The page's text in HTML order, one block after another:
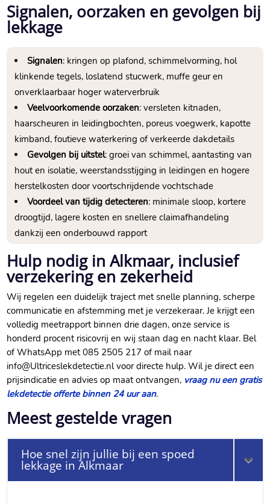
Signalen, oorzaken en gevolgen bij
lekkage
Signalen: kringen op plafond, schimmelvorming, hol
klinkende tegels, loslatend stucwerk, muffe geur en
onverklaarbaar hoger waterverbruik
Veelvoorkomende oorzaken: versleten kitnaden,
haarscheuren in leidingbochten, poreus voegwerk, kapotte
kimband, foutieve waterkering of verkeerde dakdetails
Gevolgen bij uitstel: groei van schimmel, aantasting van
hout en isolatie, weerstandsstijging in leidingen en hogere
herstelkosten door voortschrijdende vochtschade
Voordeel van tijdig detecteren: minimale sloop, kortere
droogtijd, lagere kosten en snellere claimafhandeling
dankzij een onderbouwd rapport
Hulp nodig in Alkmaar, inclusief
verzekering en zekerheid
Wij regelen een duidelijk traject met snelle planning, scherpe
communicatie en afstemming met je verzekeraar. Je krijgt een
volledig meetrapport binnen drie dagen, onze service is
honderd procent risicovrij en wij staan dag en nacht klaar. Bel
of WhatsApp met 085 2505 217 of mail naar
info@Ultriceslekdetectie.nl voor directe hulp. Wil je direct een
prijsindicatie en advies op maat ontvangen, vraag nu een gratis
lekdetectie offerte binnen 24 uur aan.
Meest gestelde vragen
Hoe snel zijn jullie bij een spoed
lekkage in Alkmaar